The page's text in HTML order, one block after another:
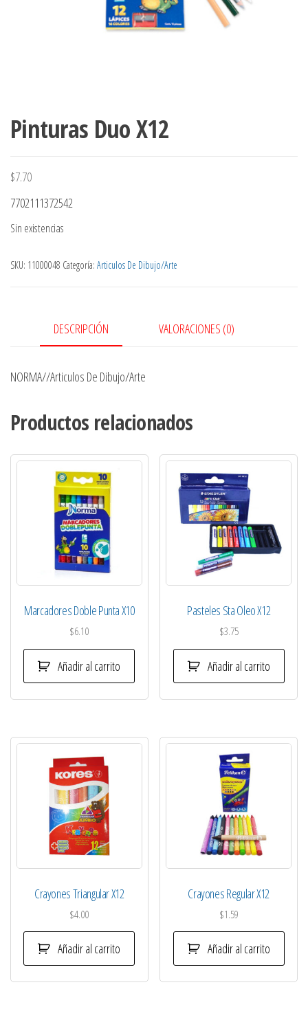
Pinturas Duo X12
$7.70
7702111372542
Sin existencias
SKU: 11000048 Categoría: Articulos De Dibujo/Arte
DESCRIPCIÓN VALORACIONES (0)
NORMA//Articulos De Dibujo/Arte
Productos relacionados
Marcadores Doble Punta X10
$6.10
Añadir al carrito
Pasteles Sta Oleo X12
$3.75
Añadir al carrito
Crayones Triangular X12
$4.00
Añadir al carrito
Crayones Regular X12
$1.59
Añadir al carrito